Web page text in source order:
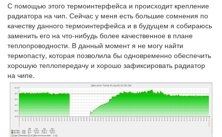
С помощью этого термоинтерфейса и происходит крепление
радиатора на чип. Сейчас у меня есть большие сомнения по
качеству данного термоинтерфейса и в будущем я собираюсь
заменить его на что-нибудь более качественное в плане
теплопроводности. В данный момент я не могу найти
термопасту, которая позволила бы одновременно обеспечить
хорошую теплопередачу и хорошо зафиксировать радиатор
на чипе.